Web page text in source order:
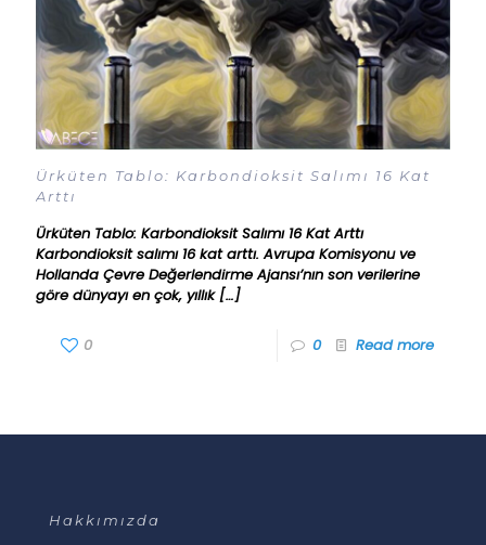
Ürküten Tablo: Karbondioksit Salımı 16 Kat
Arttı
Ürküten Tablo: Karbondioksit Salımı 16 Kat Arttı
Karbondioksit salımı 16 kat arttı. Avrupa Komisyonu ve
Hollanda Çevre Değerlendirme Ajansı’nın son verilerine
göre dünyayı en çok, yıllık[…]
0 0 Read more
Hakkımızda